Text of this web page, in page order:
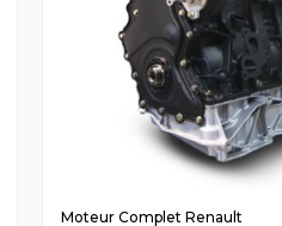
Moteur Complet Renault